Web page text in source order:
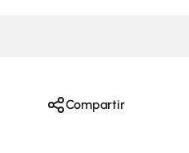
Compartir